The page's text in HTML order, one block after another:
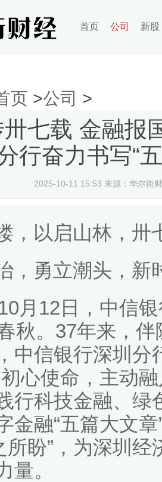
首页 公司 新股
页 >公司 >
卅七载 金融
行奋力书写“
2025-10-11 15:53 来源：华尔街
，以启山林，卅
，勇立潮头，新
月12日，中信
秋。37年来，
中信银行深圳分
心使命，主动
行科技金融、
金融“五篇大文章
所盼”，为深圳
量。